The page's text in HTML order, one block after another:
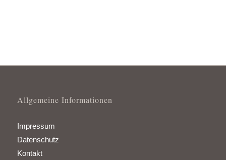
Allgemeine Informationen
Impressum
Datenschutz
Kontakt